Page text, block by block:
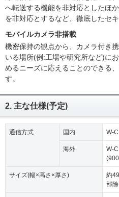
へ転送する機能を非対応としたほ
を非対応とするなど、徹底したセ
モバイルカメラ非搭載
機密保持の観点から、カメラ付き
いる場所(例:工場や研究所など)に
めるニーズに応えることのできる
す。
2. 主な仕様(予定)
通信方式 国内 W-
海外
W-
サイズ(幅×高さ×厚さ)
約
部